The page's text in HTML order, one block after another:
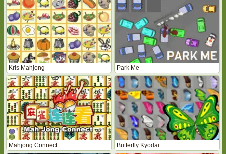
Kris Mahjong Park Me
Mahjong Connect Butterfly Kyodai